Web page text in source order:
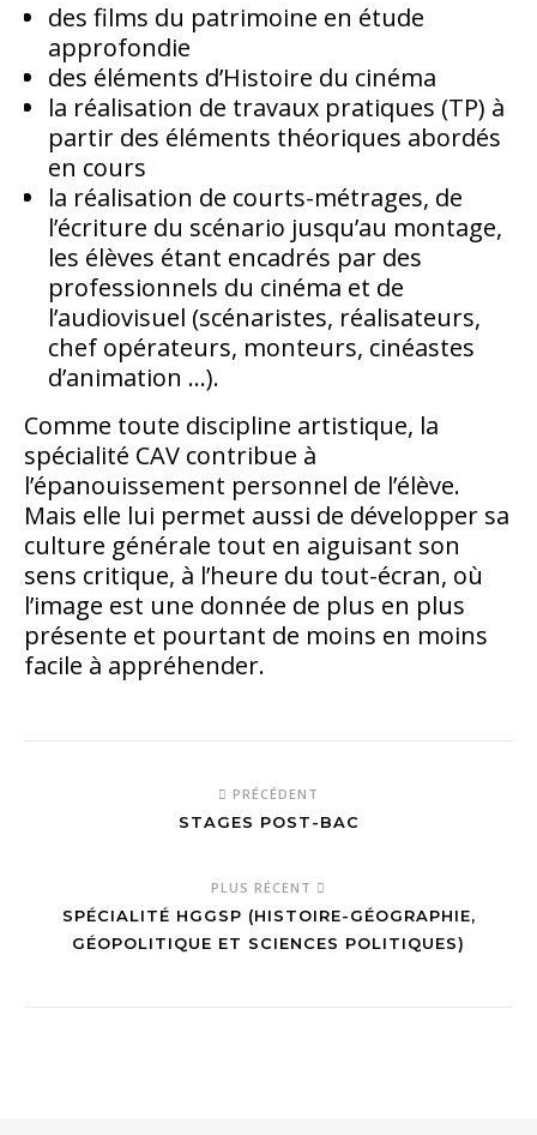
des films du patrimoine en étude
approfondie
des éléments d’Histoire du cinéma
la réalisation de travaux pratiques (TP) à
partir des éléments théoriques abordés
en cours
la réalisation de courts-métrages, de
l’écriture du scénario jusqu’au montage,
les élèves étant encadrés par des
professionnels du cinéma et de
l’audiovisuel (scénaristes, réalisateurs,
chef opérateurs, monteurs, cinéastes
d’animation …).
Comme toute discipline artistique, la
spécialité CAV contribue à
l’épanouissement personnel de l’élève.
Mais elle lui permet aussi de développer sa
culture générale tout en aiguisant son
sens critique, à l’heure du tout-écran, où
l’image est une donnée de plus en plus
présente et pourtant de moins en moins
facile à appréhender.
PRÉCÉDENT
STAGES POST-BAC
PLUS RÉCENT
SPÉCIALITÉ HGGSP (HISTOIRE-GÉOGRAPHIE,
GÉOPOLITIQUE ET SCIENCES POLITIQUES)